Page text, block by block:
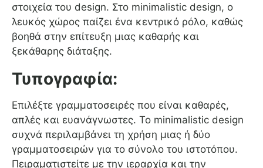
στοιχεία του design. Στο minimalistic design, ο
λευκός χώρος παίζει ένα κεντρικό ρόλο, καθώς
βοηθά στην επίτευξη μιας καθαρής και
ξεκάθαρης διάταξης.
Τυπογραφία:
Επιλέξτε γραμματοσειρές που είναι καθαρές,
απλές και ευανάγνωστες. Το minimalistic design
συχνά περιλαμβάνει τη χρήση μιας ή δύο
γραμματοσειρών για το σύνολο του ιστοτόπου.
Πειραματιστείτε με την ιεραρχία και την